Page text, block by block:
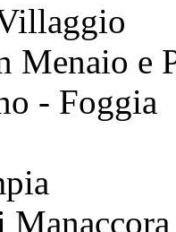
Menaio e
- Foggia